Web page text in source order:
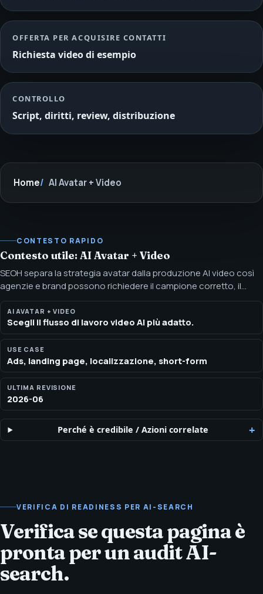
OFFERTA PER ACQUISIRE CONTATTI
Richiesta video di esempio
CONTROLLO
Script, diritti, review, distribuzione
Home AI Avatar + Video
CONTESTO RAPIDO
Contesto utile: AI Avatar + Video
SEOH separa la strategia avatar dalla produzione AI video così
agenzie e brand possono richiedere il campione corretto, il
flusso dei diritti e il piano canale. I workflow avatar funzionano
meglio quando serve un portavoce coerente. L'AI video è
preferibile quando contano script, voiceover, motion,
localizzazione o volumi short-form.
AI AVATAR + VIDEO
Scegli il flusso di lavoro video AI più adatto.
USE CASE
Ads, landing page, localizzazione, short-form
ULTIMA REVISIONE
2026-06
Perché è credibile / Azioni correlate
VERIFICA DI READINESS PER AI-SEARCH
Verifica se questa pagina è
pronta per un audit AI-
search.